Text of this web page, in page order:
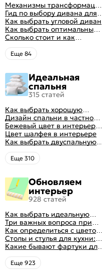
Механизмы трансформации
диванов: все виды,
особенности, плюсы и
минусы
Гид по выбору дивана для
сна
Как выбрать угловой диван
Как выбрать оптимальный
цвет стен в гостиной: 50
фото и идей оформления
Сколько стоит и как
перетянуть диван
Eще 84
Идеальная
спальня
315 статей
Как выбрать хорошую
кровать для сна
Дизайн спальни в частном
доме: множество идей
оформления идеальных
интерьеров
Бежевый цвет в интерьере
спальни 2024, 40 красивых
интерьеров с фото
Цвет шалфея в интерьере
Как выбрать двуспальную
кровать и матрас
правильно: советы и фото в
интерьере
Eще 310
Обновляем
интерьер
928 статей
Как выбрать идеальную
планировку для кухни
Три важных вопроса при
выборе кухни: готовка,
посуда, комфорт
Как определиться с цветом
кухни: светлые, темные,
яркие
Столы и стулья для кухни:
советы по выбору
Какие бывают фартуки для
кухни: как правильно
выбрать
Eще 923